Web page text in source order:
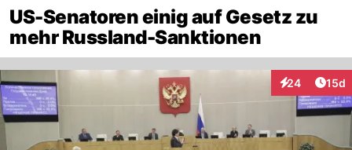
US-Senatoren einig auf Gesetz zu
mehr Russland-Sanktionen
24
Interaktionen
15d